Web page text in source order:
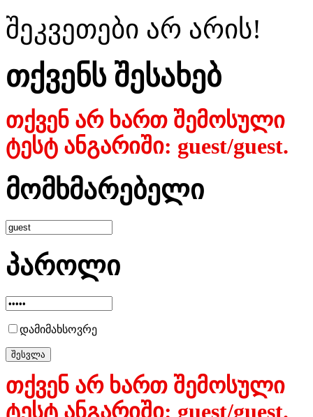
შეკვეთები არ არის!
თქვენს შესახებ
თქვენ არ ხართ შემოსული
ტესტ ანგარიში: guest/guest.
მომხმარებელი
პაროლი
დამიმახსოვრე
თქვენ არ ხართ შემოსული
ტესტ ანგარიში: guest/guest.